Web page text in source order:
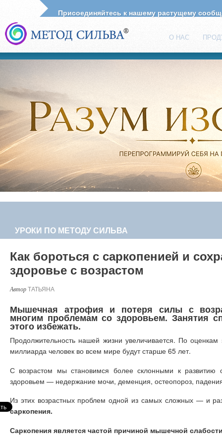
О НАС
Присоединяйтесь к нашему растущему
УРОКИ ПО МЕТОДУ СИЛЬВА
Как бороться с саркопенией и
здоровье с возрастом
ТАТЬЯНА
Мышечная атрофия и потеря силы с
многим проблемам со здоровьем. Занятия
этого избежать.
Продолжительность нашей жизни увеличивается. По оценкам
миллиарда человек во всем мире будут старше 65 лет.
С возрастом мы становимся более склонными к развитию
здоровьем — недержание мочи, деменция, остеопороз,
Из этих возрастных проблем одной из самых сложных — и
саркопения.
Саркопения является частой причиной мышечной